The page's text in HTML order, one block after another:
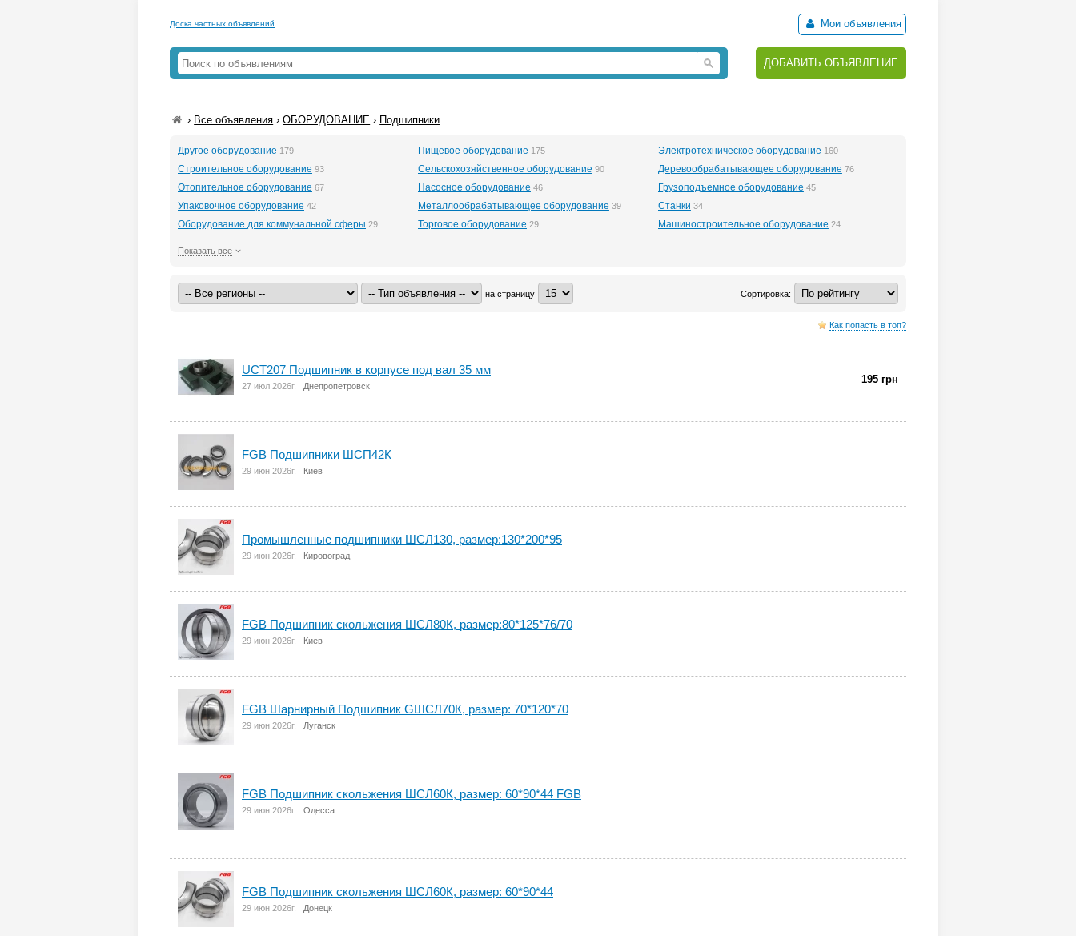
Доска частных объявлений Мои объявления
ДОБАВИТЬ ОБЪЯВЛЕНИЕ
› Все объявления ›ОБОРУДОВАНИЕ › Подшипники
Другое оборудование 179 Пищевое оборудование 175 Электротехническое оборудование 160
Строительное оборудование 93 Сельскохозяйственное оборудование 90 Деревообрабатывающее оборудование 76
Отопительное оборудование 67 Насосное оборудование 46 Грузоподъемное оборудование 45
Упаковочное оборудование 42 Металлообрабатывающее оборудование 39 Станки 34
Оборудование для коммунальной сферы 29 Торговое оборудование 29 Машиностроительное оборудование 24
Показать все
на страницу Сортировка:
Как попасть в топ?
UCT207 Подшипник в корпусе под вал 35 мм
27 июл 2026г. Днепропетровск
195 грн
FGB Подшипники ШСП42К
29 июн 2026г. Киев
Промышленные подшипники ШСЛ130, размер:130*200*95
29 июн 2026г. Кировоград
FGB Подшипник скольжения ШСЛ80К, размер:80*125*76/70
29 июн 2026г. Киев
FGB Шарнирный Подшипник GШСЛ70К, размер: 70*120*70
29 июн 2026г. Луганск
FGB Подшипник скольжения ШСЛ60К, размер: 60*90*44 FGB
29 июн 2026г. Одесса
FGB Подшипник скольжения ШСЛ60К, размер: 60*90*44
29 июн 2026г. Донецк